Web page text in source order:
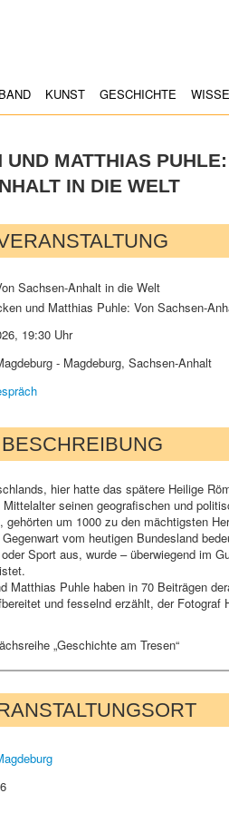
KUNST GESCHICHTE
MATTHIAS
IN DIE WELT
und Matthias Puhle: Von Sachsen-
, 19:30 Uhr
- Magdeburg, Sachsen-Anhalt
BESCHREIBUNG
hier hatte das spätere Heilige
seinen geografischen und
um 1000 zu den mächtigsten
vom heutigen Bundesland
Sport aus, wurde – überwiegend im
Matthias Puhle haben in 70 Beiträgen
und fesselnd erzählt, der Fotograf
„Geschichte am Tresen“